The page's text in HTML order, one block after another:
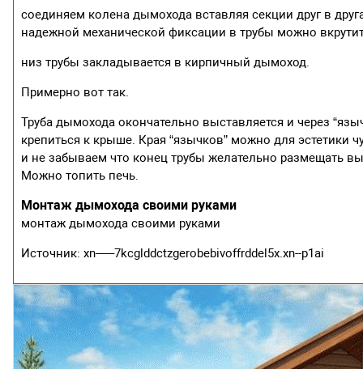
соединяем колена дымохода вставляя секции друг в
надежной механической фиксации в трубы можно
низ трубы закладывается в кирпичный дымоход.
Примерно вот так.
Труба дымохода окончательно выставляется и через
крепиться к крыше. Края “язычков” можно для эстетики
и не забываем что конец трубы желательно размещать
Можно топить печь.
Монтаж дымохода своими руками
монтаж дымохода своими руками
Источник: xn—–7kcglddctzgerobebivoffrddel5x.xn--p1ai